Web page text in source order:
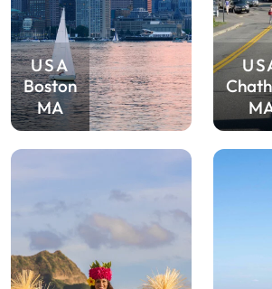
USA
Boston
MA